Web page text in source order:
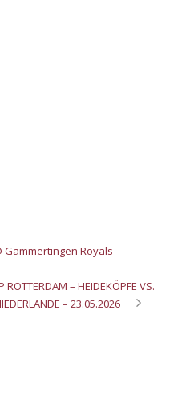
Gammertingen Royals
ROTTERDAM – HEIDEKÖPFE VS.
– 23.05.2026